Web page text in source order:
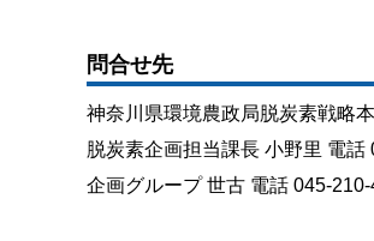
問合せ先
神奈川県環境農政局脱炭素戦略
脱炭素企画担当課長 小野里 電話
企画グループ 世古 電話 045-